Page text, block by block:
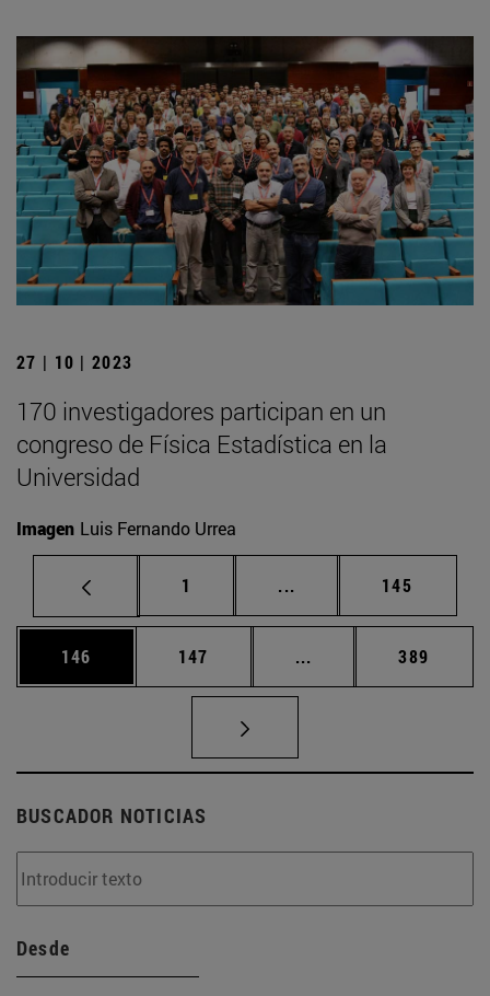
27 | 10 | 2023
170 investigadores participan en un
congreso de Física Estadística en la
Universidad
Imagen Luis Fernando Urrea
Página
1 ... Páginas intermedias
Página
145
Página
146 Página
147 ... Páginas intermedias
Página
389
BUSCADOR NOTICIAS
Desde